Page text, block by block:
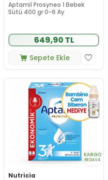
Aptamil Prosyneo 1 Bebek
Sütü 400 gr 0-6 Ay
649,90 TL
Sepete Ekle
KARGO
BEDAVA
Nutricia